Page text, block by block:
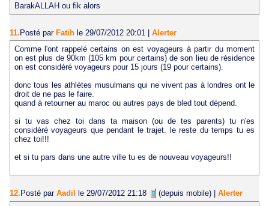
BarakALLAH ou fik alors
11.Posté par Fatih le 29/07/2012 20:01 | Alerter
Comme l'ont rappelé certains on est voyageurs à partir du moment
on est plus de 90km (105 km pour certains) de son lieu de résidence
on est considéré voyageurs pour 15 jours (19 pour certains).
donc tous les athlètes musulmans qui ne vivent pas à londres ont le
droit de ne pas le faire.
quand à retourner au maroc ou autres pays de bled tout dépend.
si tu vas chez toi dans ta maison (ou de tes parents) tu n'es
considéré voyageurs que pendant le trajet. le reste du temps tu es
chez toi!!!
et si tu pars dans une autre ville tu es de nouveau voyageurs!!
12. Posté par Aadil le 29/07/2012 21:18 (depuis mobile)
Alerter